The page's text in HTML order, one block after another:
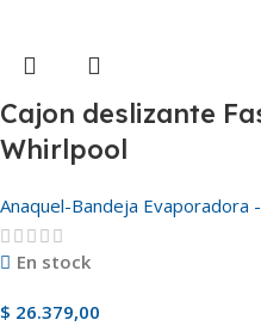
Cajon deslizante
Whirlpool
Anaquel-Bandeja Evaporadora
En stock
$ 26.379,00